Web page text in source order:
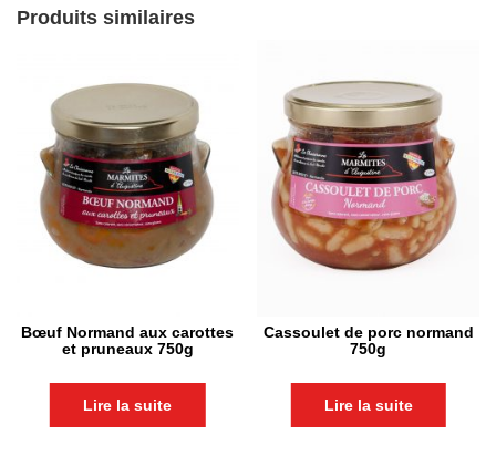
Produits similaires
Bœuf Normand aux carottes
et pruneaux 750g
Lire la suite
Cassoulet de porc normand
750g
Lire la suite